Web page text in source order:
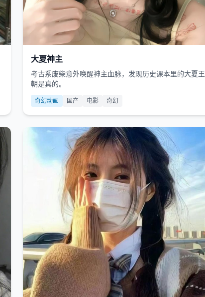
大夏神主
考古系废柴意外唤醒神主血脉，发现历史课本里的大夏王
朝是真的。
奇幻动画 国产 电影 奇幻